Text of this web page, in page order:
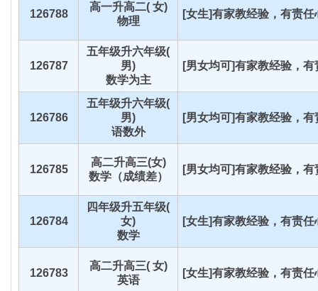
126788
高一升高二( 女)
物理
[女生]有家教经验，有责任
126787
五年级升六年级(
男)
数学为主
[男女均可]有家教经验，
126786
五年级升六年级(
男)
语数外
[男女均可]有家教经验，
126785
高二升高三(女)
数学（成绩差）
[男女均可]有家教经验，
126784
四年级升五年级(
女)
数学
[女生]有家教经验，有责任
126783
高二升高三( 女)
英语
[女生]有家教经验，有责任